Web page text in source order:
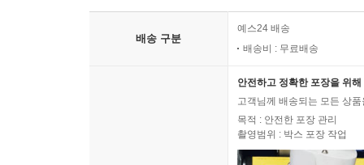
배송 구분
예스24 배송
배송비 : 무료배송
안전하고 정확한 포장을 위
고객님께 배송되는 모든 상
목적 : 안전한 포장 관리
촬영범위 : 박스 포장 작업